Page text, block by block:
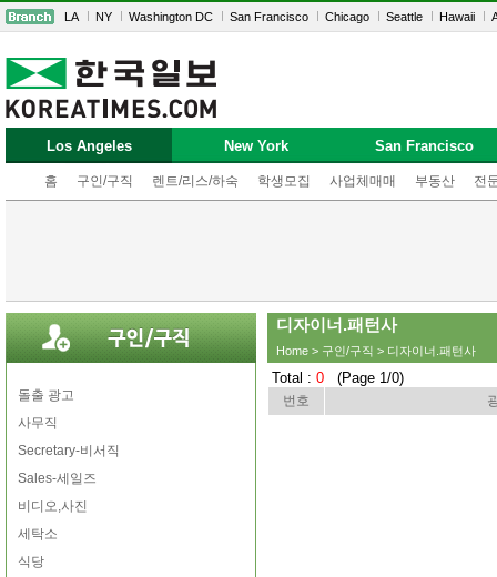
LA NY Washington DC San Francisco Chicago Seattle Hawaii
Los Angeles
홈 구인/구직 렌트/리스/하숙 학생모집 사업체매매 부동산 전
New York San Francisco
돌출 광고
사무직
Secretary-비서직
Sales-세일즈
비디오,사진
세탁소
식당
디자이너.패턴사
Home > 구인/구직 > 디자이너.패턴사
Total : 0 (Page 1/0)
번호